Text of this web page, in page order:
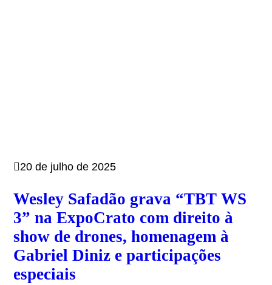
20 de julho de 2025
Wesley Safadão grava “TBT WS
3” na ExpoCrato com direito à
show de drones, homenagem à
Gabriel Diniz e participações
especiais